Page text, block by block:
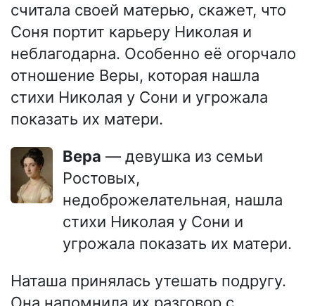
считала своей матерью, скажет, что
Соня портит карьеру Николая и
неблагодарна. Особенно её огорчало
отношение Веры, которая нашла
стихи Николая у Сони и угрожала
показать их матери.
Вера — девушка из семьи
Ростовых,
недоброжелательная, нашла
стихи Николая у Сони и
угрожала показать их матери.
Наташа принялась утешать подругу.